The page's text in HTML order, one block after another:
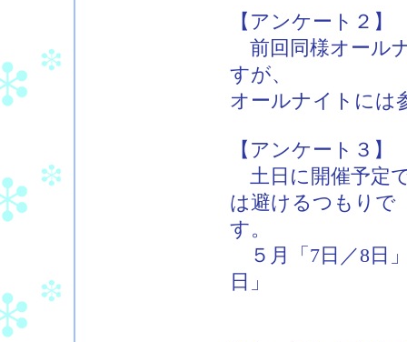
【アンケート２】
前回同様オール
すが、
オールナイトには
【アンケート３】
土日に開催予定
は避けるつもりで
す。
５月「7日／8日
日」